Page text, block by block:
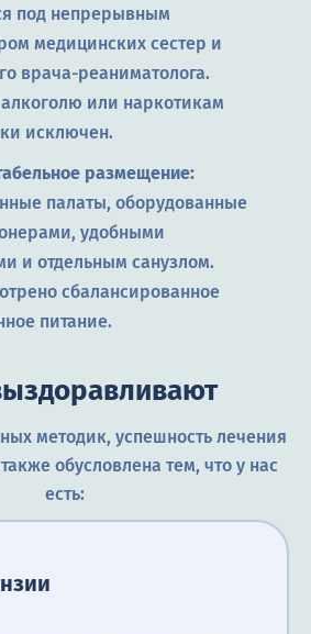
под непрерывным
медицинских сестер и
врача-реаниматолога.
алкоголю или наркотикам
исключен.
размещение:
палаты, оборудованные
удобными
и отдельным санузлом.
сбалансированное
питание.
методик, успешность лечения
обусловлена тем, что у нас
есть: